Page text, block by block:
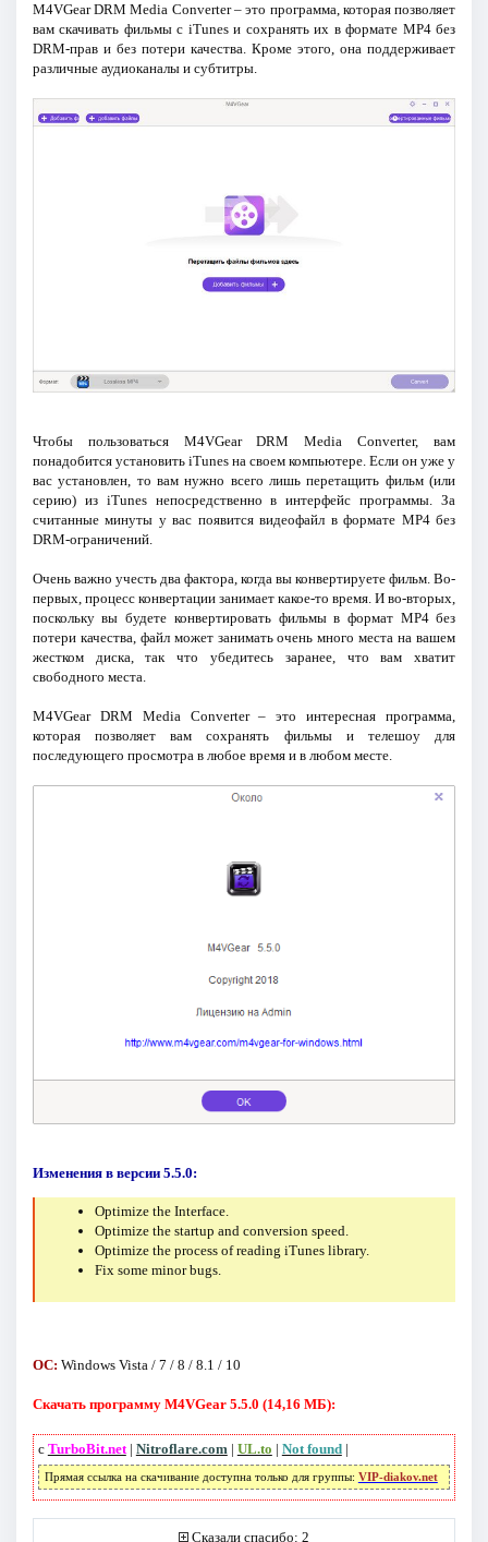
M4VGear DRM Media Converter – это программа, которая позволяет
вам скачивать фильмы с iTunes и сохранять их в формате MP4 без
DRM-прав и без потери качества. Кроме этого, она поддерживает
различные аудиоканалы и субтитры.
Чтобы пользоваться M4VGear DRM Media Converter, вам
понадобится установить iTunes на своем компьютере. Если он уже у
вас установлен, то вам нужно всего лишь перетащить фильм (или
серию) из iTunes непосредственно в интерфейс программы. За
считанные минуты у вас появится видеофайл в формате MP4 без
DRM-ограничений.
Очень важно учесть два фактора, когда вы конвертируете фильм. Во-
первых, процесс конвертации занимает какое-то время. И во-вторых,
поскольку вы будете конвертировать фильмы в формат MP4 без
потери качества, файл может занимать очень много места на вашем
жестком диска, так что убедитесь заранее, что вам хватит
свободного места.
M4VGear DRM Media Converter – это интересная программа,
которая позволяет вам сохранять фильмы и телешоу для
последующего просмотра в любое время и в любом месте.
Изменения в версии 5.5.0:
Optimize the Interface.
Optimize the startup and conversion speed.
Optimize the process of reading iTunes library.
Fix some minor bugs.
ОС: Windows Vista / 7 / 8 / 8.1 / 10
Скачать программу M4VGear 5.5.0 (14,16 МБ):
с TurboBit.net| Nitroflare.com | UL.to | Not found|
Прямая ссылка на скачивание доступна только для группы: VIP-diakov.net
Сказали спасибо: 2